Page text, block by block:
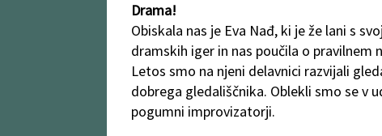
Drama!
Obiskala nas je Eva Nađ, ki je že lani s
dramskih iger in nas poučila o pravilnem
Letos smo na njeni delavnici razvijali
dobrega gledališčnika. Oblekli smo se v
pogumni improvizatorji.